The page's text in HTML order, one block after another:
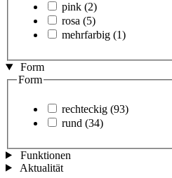
pink (2)
rosa (5)
mehrfarbig (1)
Form
Form
rechteckig (93)
rund (34)
Funktionen
Aktualität